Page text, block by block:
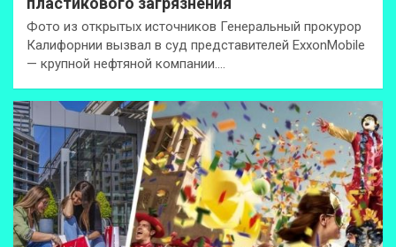
Фото из открытых источников Генеральный прокурор
Калифорнии вызвал в суд представителей ExxonMobile
— крупной нефтяной компании.…